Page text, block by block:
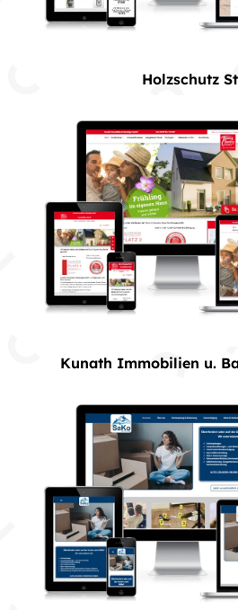
Holzschutz
Kunath Immobilien u.